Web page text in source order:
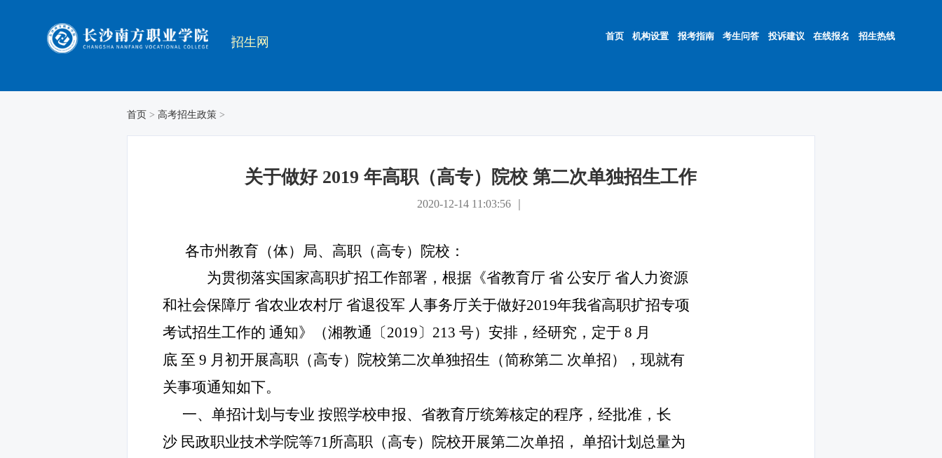
招生网 招生热线
在线报名
投诉建议
考生问答
报考指南
机构设置
首页
首页 >高考招生政策 >
关于做好 2019 年高职（高专）院校 第二次单独招生工作
2020-12-14 11:03:56 ｜
各市州教育（体）局、高职（高专）院校：
为贯彻落实国家高职扩招工作部署，根据《省教育厅 省公安厅 省人力资源
和社会保障厅 省农业农村厅 省退役军 人事务厅关于做好2019年我省高职扩招专项
考试招生工作的通知》（湘教通〔2019〕 213号）安排，经研究，定于8 月
底至9 月初开展高职（高专）院校第二次单独招生（简称第二 次单招），现就有
关事项通知如下。
一、单招计划与专业按照学校申报、省教育厅统筹核定的程序，经批准，长
沙 民政职业技术学院等71所高职（高专）院校开展第二次单招，单招计划总量为